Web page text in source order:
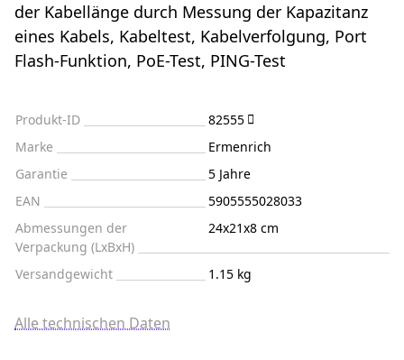
der Kabellänge durch Messung der Kapazitanz
eines Kabels, Kabeltest, Kabelverfolgung, Port
Flash-Funktion, PoE-Test, PING-Test
Produkt-ID
82555
Marke
Ermenrich
Garantie
5 Jahre
EAN
5905555028033
Abmessungen der
Verpackung (LxBxH)
24x21x8 cm
Versandgewicht 1.15 kg
Alle technischen Daten